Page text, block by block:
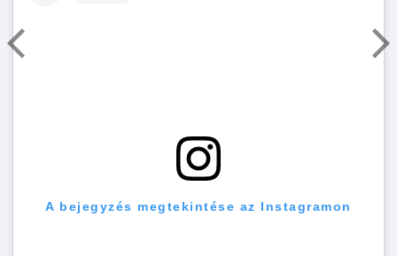
A bejegyzés megtekintése az Instagramon